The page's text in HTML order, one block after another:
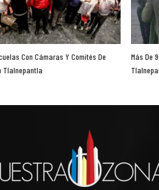
Con Cámaras Y Comités De
Tlalnepantla
Más De